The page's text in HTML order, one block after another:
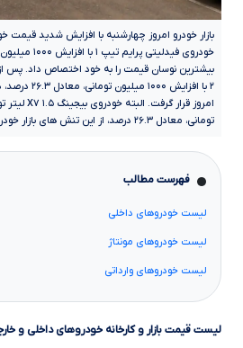
بازار خودرو امروز چهارشنبه با افزایش شدید قیمت
بیشترین نوسان قیمت را به خود اختصاص داد. پس
۲ با افزایش
تومانی، معادل ۲۶.۳ درصد، از این تنش های بازار خودرو در امان نماند.
فهرست مطالب
لیست خودروهای داخلی
لیست خودروهای مونتاژ
لیست خودروهای وارداتی
لیست قیمت بازار و کارخانه خودروهای داخلی و